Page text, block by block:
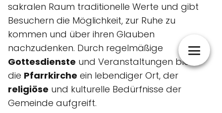
sakralen Raum traditionelle Werte und gibt
Besuchern die Möglichkeit, zur Ruhe zu
kommen und über ihren Glauben
nachzudenken. Durch regelmäßige
Gottesdienste und Veranstaltungen bleibt
die Pfarrkirche ein lebendiger Ort, der
religiöse und kulturelle Bedürfnisse der
Gemeinde aufgreift.